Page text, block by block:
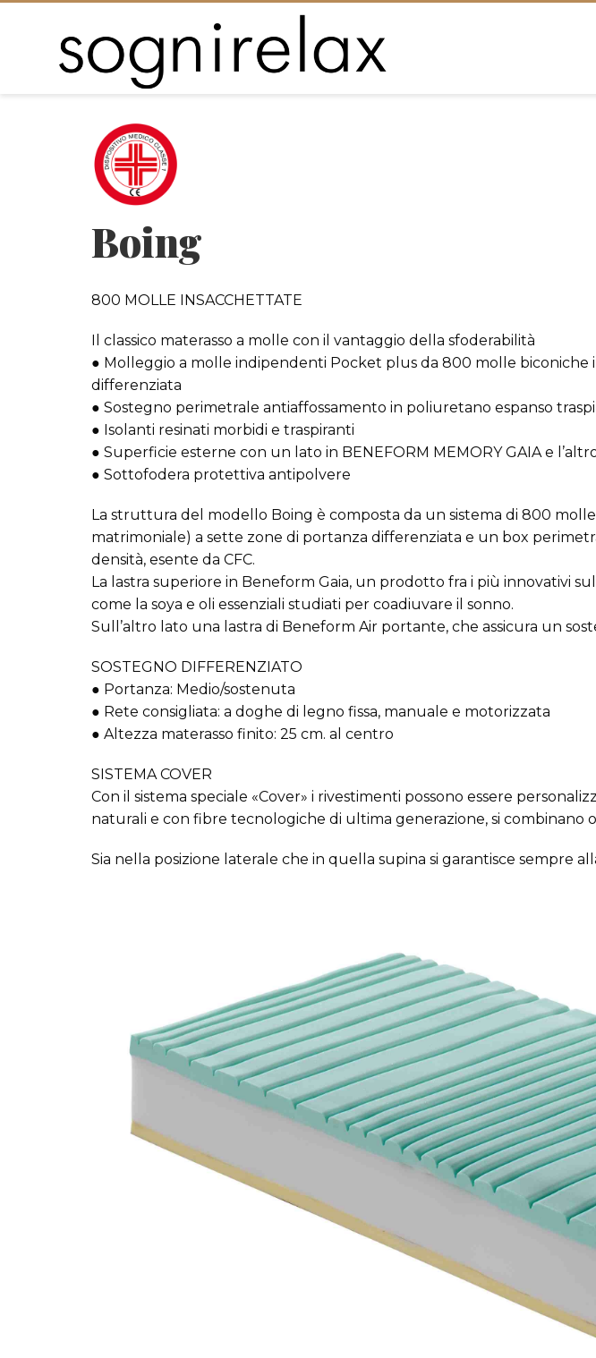
Boing
800 MOLLE INSACCHETTATE
Il classico materasso a molle con il vantaggio della sfoderabilità
● Molleggio a molle indipendenti Pocket plus da 800 molle biconiche
differenziata
● Sostegno perimetrale antiaffossamento in poliuretano espanso
● Isolanti resinati morbidi e traspiranti
● Superficie esterne con un lato in BENEFORM MEMORY GAIA e
● Sottofodera protettiva antipolvere
La struttura del modello Boing è composta da un sistema di 800
matrimoniale) a sette zone di portanza differenziata e un box
densità, esente da CFC.
La lastra superiore in Beneform Gaia, un prodotto fra i più innovativi
come la soya e oli essenziali studiati per coadiuvare il sonno.
Sull’altro lato una lastra di Beneform Air portante, che assicura un
SOSTEGNO DIFFERENZIATO
● Portanza: Medio/sostenuta
● Rete consigliata: a doghe di legno fissa, manuale e motorizzata
● Altezza materasso finito: 25 cm. al centro
SISTEMA COVER
Con il sistema speciale «Cover» i rivestimenti possono essere
naturali e con fibre tecnologiche di ultima generazione, si
Sia nella posizione laterale che in quella supina si garantisce sempre